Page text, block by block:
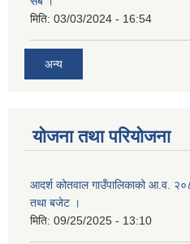
मिति: 03/03/2024 - 16:54
अन्य
योजना तथा परियोजना
आदर्श कोतवाल गाउँपालिकाको आ.व.
तथा बजेट ।
मिति: 09/25/2025 - 13:10